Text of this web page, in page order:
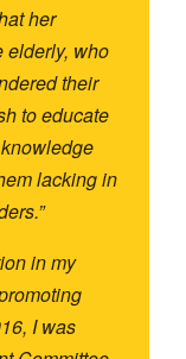
her
elderly, who
their
to educate
lacking in
in my
I was